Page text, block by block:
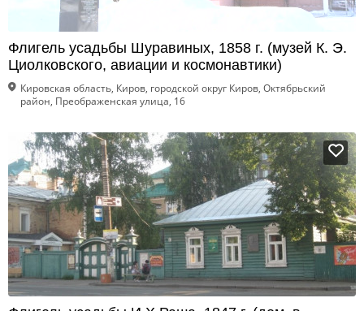
Флигель усадьбы Шуравиных, 1858 г. (музей К. Э.
Циолковского, авиации и космонавтики)
Кировская область, Киров, городской округ Киров, Октябрьский
район, Преображенская улица, 16